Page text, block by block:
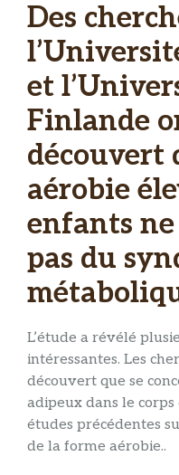
Des
et
Finlande
découvert
aérobie
enfants
pas du
L’étude a révélé
intéressantes. Les
découvert que se
adipeux dans le
études précédentes
de la forme aérobie..